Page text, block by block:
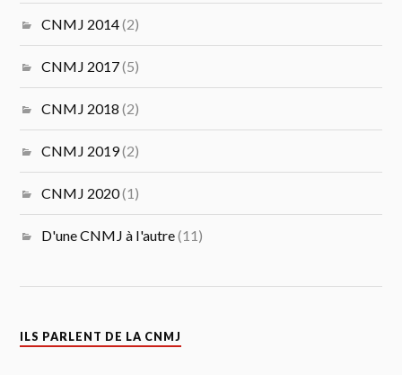
CNMJ 2014(2)
CNMJ 2017(5)
CNMJ 2018 (2)
CNMJ 2019(2)
CNMJ 2020(1)
D'une CNMJ à l'autre(11)
ILS PARLENT DE LA CNMJ